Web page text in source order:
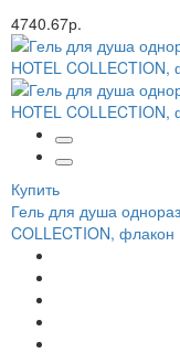
4740.67р.
Купить
Гель для душа
COLLECTION, флакон